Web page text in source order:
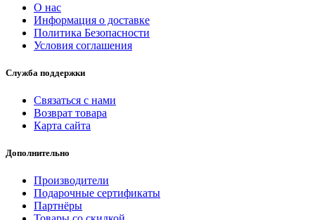
О нас
Информация о доставке
Политика Безопасности
Условия соглашения
Служба поддержки
Связаться с нами
Возврат товара
Карта сайта
Дополнительно
Производители
Подарочные сертификаты
Партнёры